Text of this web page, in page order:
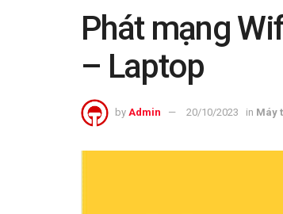
Phát mạng
– Laptop
by Admin 20/10/2023 in Máy